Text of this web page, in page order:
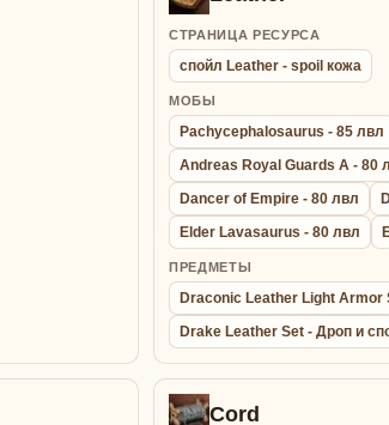
СТРАНИЦА РЕСУРСА
спойл Leather - spoil кожа
МОБЫ
Pachycephalosaurus - 85 лвл
Andreas Royal Guards A - 80
Dancer of Empire - 80 лвл
Elder Lavasaurus - 80 лвл
ПРЕДМЕТЫ
Draconic Leather Light Armor
Drake Leather Set - Дроп и
Cord